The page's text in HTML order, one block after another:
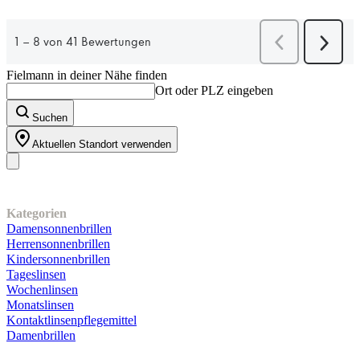
Fielmann in deiner Nähe finden
Ort oder PLZ eingeben
Suchen
Aktuellen Standort verwenden
Kategorien
Damensonnenbrillen
Herrensonnenbrillen
Kindersonnenbrillen
Tageslinsen
Wochenlinsen
Monatslinsen
Kontaktlinsenpflegemittel
Damenbrillen